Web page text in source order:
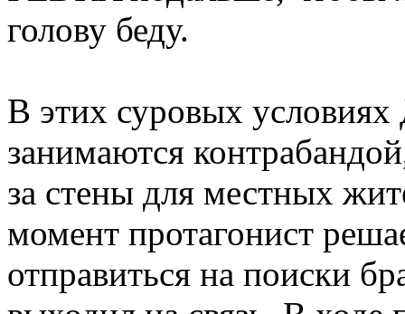
голову беду.
В этих суровых условиях
занимаются
за стены для местных
момент протагонист
отправиться на поиски